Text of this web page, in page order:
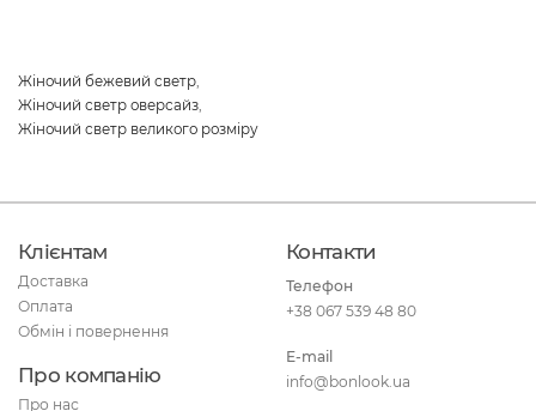
Жіночий бежевий светр,
Жіночий светр оверсайз,
Жіночий светр великого розміру
Клієнтам
Доставка
Оплата
Обмін і повернення
Про компанію
Про нас
Контакти
Телефон
+38 067 539 48 80
E-mail
info@bonlook.ua